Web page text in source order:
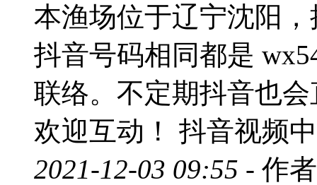
本渔场位于辽宁沈阳
抖音号码相同都是
联络。不定期抖音也
欢迎互动！ 抖音视频
2021-12-03 09:55 - 作